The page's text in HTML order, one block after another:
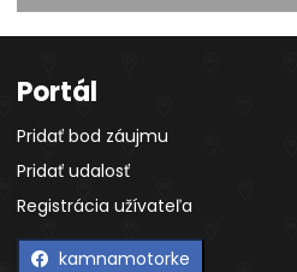
Portál
Pridať bod záujmu
Pridať udalosť
Registrácia užívateľa
kamnamotorke